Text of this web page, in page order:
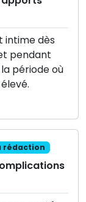
intime dès
pendant
période où
rédaction